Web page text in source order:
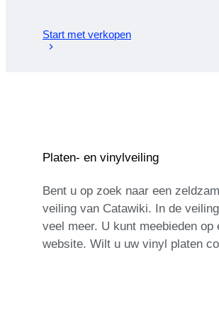
Start met verkopen
Platen- en vinylveiling
Bent u op zoek naar een
veiling van Catawiki. In de
veel meer. U kunt meebieden
website. Wilt u uw vinyl platen